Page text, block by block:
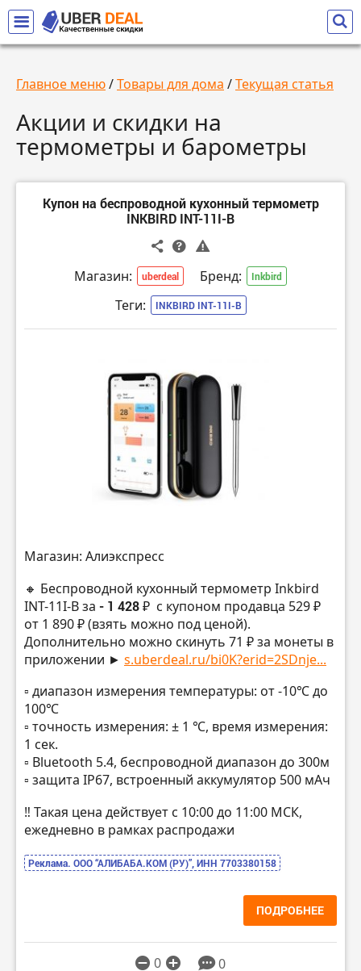
Главное меню/Товары для дома /Текущая статья
Акции и скидки на
термометры и барометры
Купон на беспроводной кухонный термометр
INKBIRD INT-11I-B
Магазин: uberdeal Бренд: Inkbird
Теги: INKBIRD INT-11I-B
Магазин: Алиэкспресс
🔸 Беспроводной кухонный термометр Inkbird
INT-11I-B за - 1 428 ₽ с купоном продавца 529 ₽
от 1 890 ₽ (взять можно под ценой).
Дополнительно можно скинуть 71 ₽ за монеты в
приложении ► s.uberdeal.ru/bi0K?erid=2SDnje...
▫️ диапазон измерения температуры: от -10℃ до
100℃
▫️ точность измерения: ± 1 ℃, время измерения:
1 сек.
▫️ Bluetooth 5.4, беспроводной диапазон до 300м
▫️ защита IP67, встроенный аккумулятор 500 мАч
‼️ Такая цена действует с 10:00 до 11:00 МСК,
ежедневно в рамках распродажи
Реклама. ООО “АЛИБАБА.КОМ (РУ)”, ИНН 7703380158
ПОДРОБНЕЕ
0 0